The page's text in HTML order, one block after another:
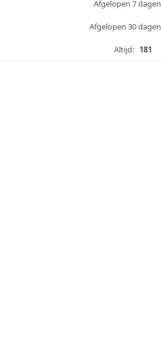
Afgelopen 7
Afgelopen 30
Altijd: 181